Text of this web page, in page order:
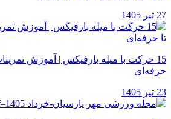
27 تیر 1405
15 حرکت با میله بارفیکس | آموزش
حرفه‌ای
23 تیر 1405